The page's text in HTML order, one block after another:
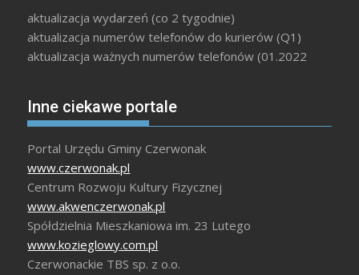
aktualizacja wydarzeń (co 2 tygodnie)
aktualizacja numerów telefonów do kurierów (Q1)
aktualizacja ważnych numerów telefonów (01.2022
Inne ciekawe portale
Portal Urzędu Gminy Czerwonak
www.czerwonak.pl
Centrum Rozwoju Kultury Fizycznej
www.akwenczerwonak.pl
Spółdzielnia Mieszkaniowa im. 23 Lutego
www.kozieglowy.com.pl
Czerwonackie TBS sp. z o.o.